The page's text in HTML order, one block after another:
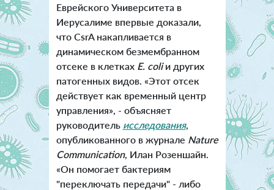
Еврейского Университета в
Иерусалиме впервые доказали,
что CsrA накапливается в
динамическом безмембранном
отсеке в клетках E. coliи других
патогенных видов. «Этот отсек
действует как временный центр
управления», - объясняет
руководитель исследования,
опубликованного в журнале Nature
Communication, Илан Розеншайн.
«Он помогает бактериям
"переключать передачи" - либо